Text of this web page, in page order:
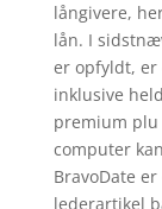
långivere,
lån. I
er opfyldt,
inklusive
premium
computer
BravoDate
lederartikel